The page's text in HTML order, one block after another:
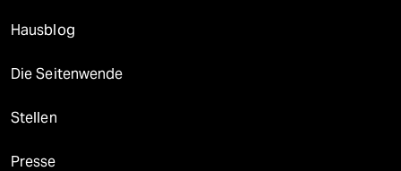
Hausblog
Die Seitenwende
Stellen
Presse